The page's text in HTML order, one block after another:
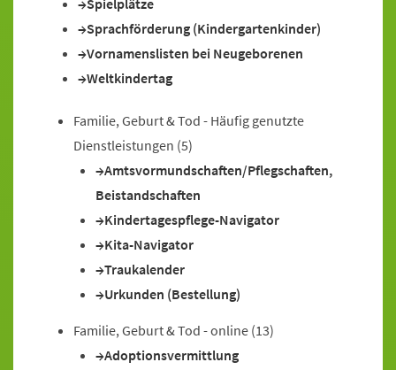
Spielplätze
Sprachförderung (Kindergartenkinder)
Vornamenslisten bei Neugeborenen
Weltkindertag
Familie, Geburt & Tod - Häufig genutzte
Dienstleistungen (5)
Amtsvormundschaften/Pflegschaften,
Beistandschaften
Kindertagespflege-Navigator
Kita-Navigator
Traukalender
Urkunden (Bestellung)
Familie, Geburt & Tod - online (13)
Adoptionsvermittlung